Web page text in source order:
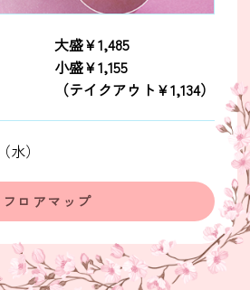
大盛￥1,485
小盛￥1,155
（テイクアウト￥1,134）
）
フロアマップ